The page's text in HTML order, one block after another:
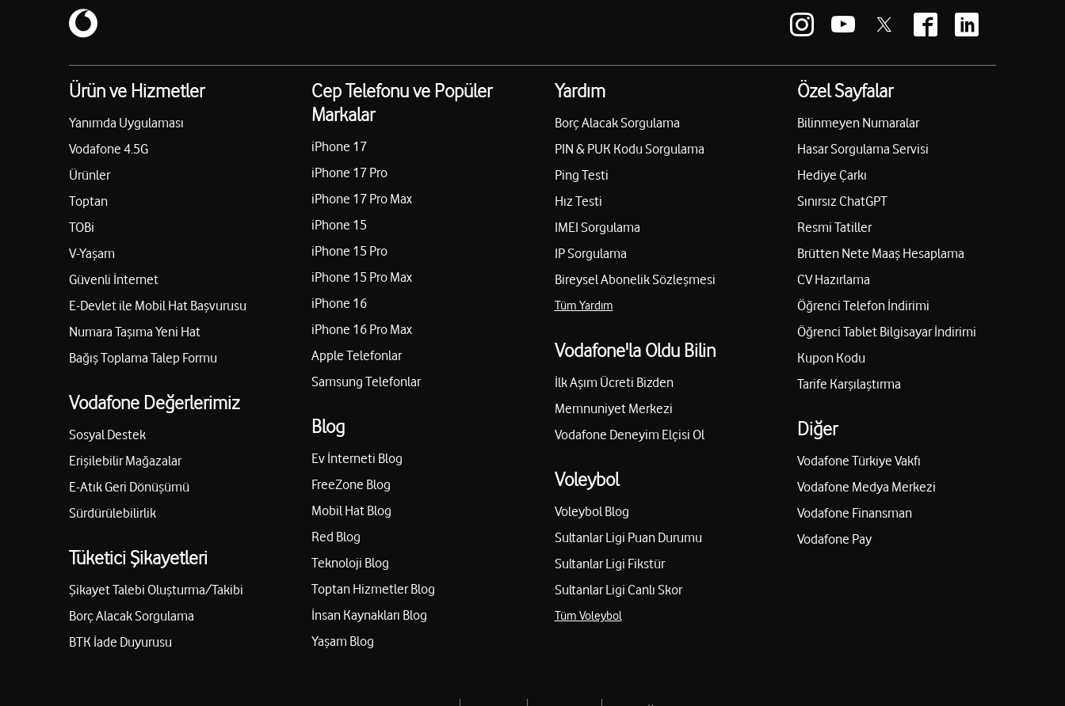
Ürün ve Hizmetler
Yanımda Uygulaması
Vodafone 4.5G
Ürünler
Toptan
TOBi
V-Yaşam
Güvenli İnternet
E-Devlet ile Mobil Hat Başvurusu
Numara Taşıma Yeni Hat
Bağış Toplama Talep Formu
Vodafone Değerlerimiz
Sosyal Destek
Erişilebilir Mağazalar
E-Atık Geri Dönüşümü
Sürdürülebilirlik
Tüketici Şikayetleri
Şikayet Talebi Oluşturma/Takibi
Borç Alacak Sorgulama
BTK İade Duyurusu
Cep Telefonu ve Popüler
Markalar
iPhone 17
iPhone 17 Pro
iPhone 17 Pro Max
iPhone 15
iPhone 15 Pro
iPhone 15 Pro Max
iPhone 16
iPhone 16 Pro Max
Apple Telefonlar
Samsung Telefonlar
Blog
Ev İnterneti Blog
FreeZone Blog
Mobil Hat Blog
Red Blog
Teknoloji Blog
Toptan Hizmetler Blog
İnsan Kaynakları Blog
Yaşam Blog
Yardım
Borç Alacak Sorgulama
PIN & PUK Kodu Sorgulama
Ping Testi
Hız Testi
IMEI Sorgulama
IP Sorgulama
Bireysel Abonelik Sözleşmesi
Tüm Yardım
Vodafone'la Oldu Bilin
İlk Aşım Ücreti Bizden
Memnuniyet Merkezi
Vodafone Deneyim Elçisi Ol
Voleybol
Voleybol Blog
Sultanlar Ligi Puan Durumu
Sultanlar Ligi Fikstür
Sultanlar Ligi Canlı Skor
Tüm Voleybol
Özel Sayfalar
Bilinmeyen Numaralar
Hasar Sorgulama Servisi
Hediye Çarkı
Sınırsız ChatGPT
Resmi Tatiller
Brütten Nete Maaş Hesaplama
CV Hazırlama
Öğrenci Telefon İndirimi
Öğrenci Tablet Bilgisayar İndirimi
Kupon Kodu
Tarife Karşılaştırma
Diğer
Vodafone Türkiye Vakfı
Vodafone Medya Merkezi
Vodafone Finansman
Vodafone Pay